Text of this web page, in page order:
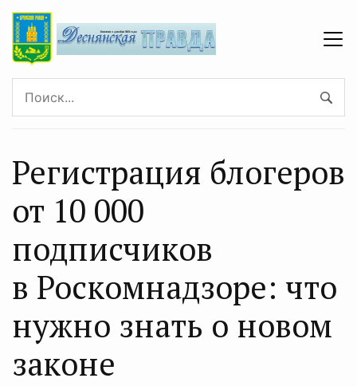
Регистрация блогеров
от 10 000
подписчиков
в Роскомнадзоре: что
нужно знать о новом
законе